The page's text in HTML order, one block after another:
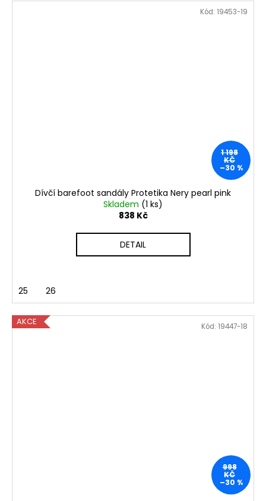
1 198
KČ
–30 %
Dívčí barefoot sandály Protetika Nery pearl pink
Skladem (1 ks)
838 Kč
DETAIL
25 26
Kód: 19453-19
AKCE
998
KČ
–30 %
Kód: 19447-18